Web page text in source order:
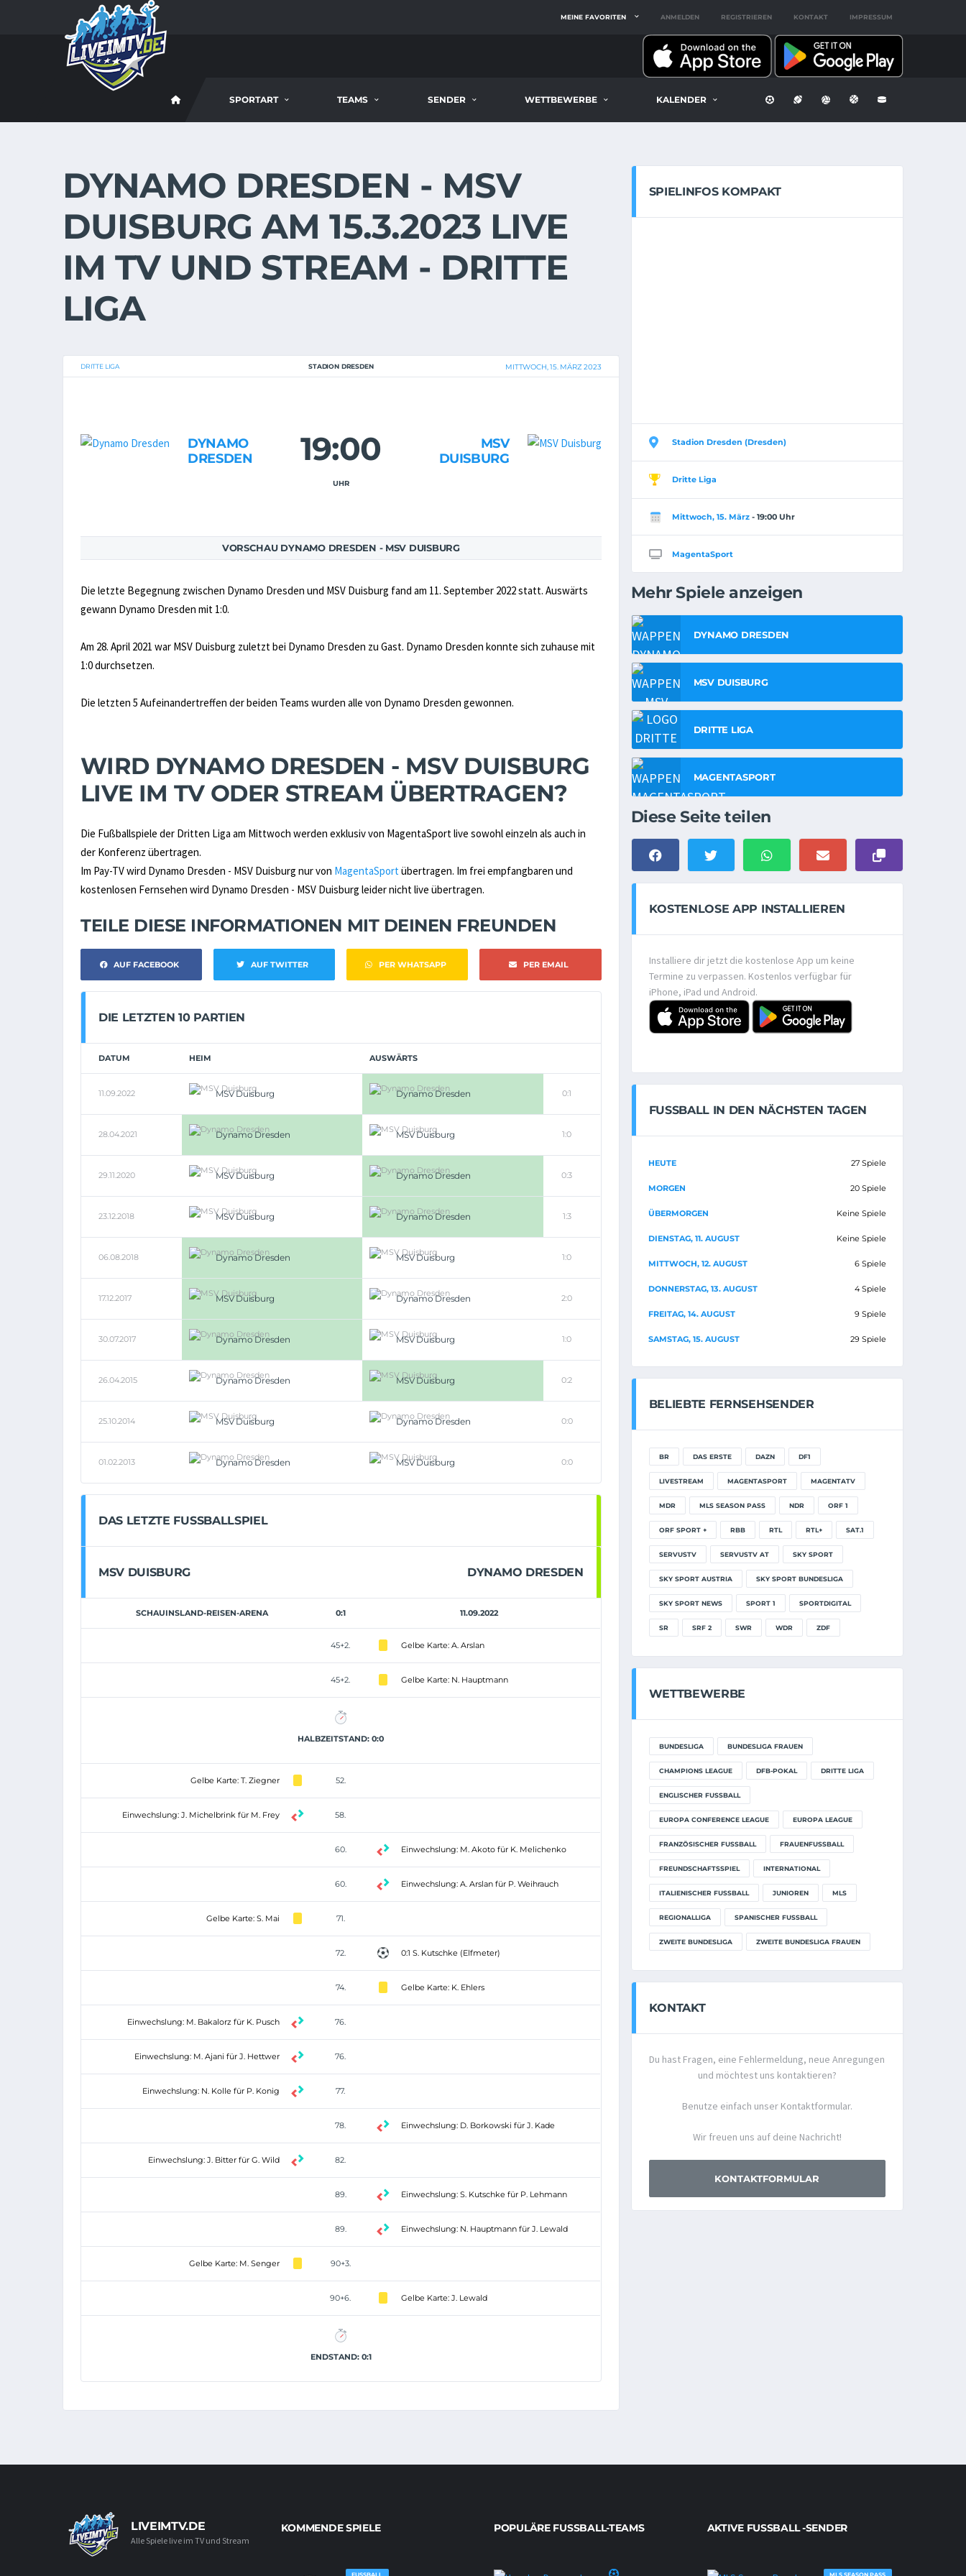
MEINE FAVORITEN ANMELDEN REGISTRIEREN KONTAKT IMPRESSUM
SPORTART TEAMS SENDER WETTBEWERBE KALENDER
DYNAMO DRESDEN - MSV
DUISBURG AM 15.3.2023 LIVE
IM TV UND STREAM - DRITTE
LIGA
DRITTE LIGA STADION DRESDEN MITTWOCH, 15. MÄRZ 2023
DYNAMO
DRESDEN
19:00
UHR
MSV
DUISBURG
VORSCHAU DYNAMO DRESDEN - MSV DUISBURG
Die letzte Begegnung zwischen Dynamo Dresden und MSV Duisburg fand am 11. September 2022 statt. Auswärts
gewann Dynamo Dresden mit 1:0.
Am 28. April 2021 war MSV Duisburg zuletzt bei Dynamo Dresden zu Gast. Dynamo Dresden konnte sich zuhause mit
1:0 durchsetzen.
Die letzten 5 Aufeinandertreffen der beiden Teams wurden alle von Dynamo Dresden gewonnen.
WIRD DYNAMO DRESDEN - MSV DUISBURG
LIVE IM TV ODER STREAM ÜBERTRAGEN?
Die Fußballspiele der Dritten Liga am Mittwoch werden exklusiv von MagentaSport live sowohl einzeln als auch in
der Konferenz übertragen.
Im Pay-TV wird Dynamo Dresden - MSV Duisburg nur von MagentaSportübertragen. Im frei empfangbaren und
kostenlosen Fernsehen wird Dynamo Dresden - MSV Duisburg leider nicht live übertragen.
TEILE DIESE INFORMATIONEN MIT DEINEN FREUNDEN
AUF FACEBOOK AUF TWITTER PER WHATSAPP PER EMAIL
DIE LETZTEN 10 PARTIEN
DATUM HEIM AUSWÄRTS
11.09.2022 MSV Duisburg Dynamo Dresden 0:1
28.04.2021 Dynamo Dresden MSV Duisburg 1:0
29.11.2020 MSV Duisburg Dynamo Dresden 0:3
23.12.2018 MSV Duisburg Dynamo Dresden 1:3
06.08.2018 Dynamo Dresden MSV Duisburg 1:0
17.12.2017 MSV Duisburg Dynamo Dresden 2:0
30.07.2017 Dynamo Dresden MSV Duisburg 1:0
26.04.2015 Dynamo Dresden MSV Duisburg 0:2
25.10.2014 MSV Duisburg Dynamo Dresden 0:0
01.02.2013 Dynamo Dresden MSV Duisburg 0:0
DAS LETZTE FUSSBALLSPIEL
MSV DUISBURG DYNAMO DRESDEN
SCHAUINSLAND-REISEN-ARENA 0:1 11.09.2022
45+2. Gelbe Karte: A. Arslan
45+2. Gelbe Karte: N. Hauptmann
HALBZEITSTAND: 0:0
Gelbe Karte: T. Ziegner 52.
Einwechslung: J. Michelbrink für M. Frey 58.
60. Einwechslung: M. Akoto für K. Melichenko
60. Einwechslung: A. Arslan für P. Weihrauch
Gelbe Karte: S. Mai 71.
72. 0:1 S. Kutschke (Elfmeter)
74. Gelbe Karte: K. Ehlers
Einwechslung: M. Bakalorz für K. Pusch 76.
Einwechslung: M. Ajani für J. Hettwer 76.
Einwechslung: N. Kolle für P. Konig 77.
78. Einwechslung: D. Borkowski für J. Kade
Einwechslung: J. Bitter für G. Wild 82.
89. Einwechslung: S. Kutschke für P. Lehmann
89. Einwechslung: N. Hauptmann für J. Lewald
Gelbe Karte: M. Senger 90+3.
90+6. Gelbe Karte: J. Lewald
ENDSTAND: 0:1
SPIELINFOS KOMPAKT
Stadion Dresden (Dresden)
Dritte Liga
Mittwoch, 15. März- 19:00 Uhr
MagentaSport
Mehr Spiele anzeigen
DYNAMO DRESDEN
MSV DUISBURG
DRITTE LIGA
MAGENTASPORT
Diese Seite teilen
KOSTENLOSE APP INSTALLIEREN
Installiere dir jetzt die kostenlose App um keine
Termine zu verpassen. Kostenlos verfügbar für
iPhone, iPad und Android.
FUSSBALL IN DEN NÄCHSTEN TAGEN
HEUTE 27 Spiele
MORGEN 20 Spiele
ÜBERMORGEN Keine Spiele
DIENSTAG, 11. AUGUST Keine Spiele
MITTWOCH, 12. AUGUST 6 Spiele
DONNERSTAG, 13. AUGUST 4 Spiele
FREITAG, 14. AUGUST 9 Spiele
SAMSTAG, 15. AUGUST 29 Spiele
BELIEBTE FERNSEHSENDER
BR DAS ERSTE DAZN DF1
LIVESTREAM MAGENTASPORT MAGENTATV
MDR MLS SEASON PASS NDR ORF 1
ORF SPORT + RBB RTL RTL+ SAT.1
SERVUSTV SERVUSTV AT SKY SPORT
SKY SPORT AUSTRIA SKY SPORT BUNDESLIGA
SKY SPORT NEWS SPORT 1 SPORTDIGITAL
SR SRF 2 SWR WDR ZDF
WETTBEWERBE
BUNDESLIGA BUNDESLIGA FRAUEN
CHAMPIONS LEAGUE DFB-POKAL DRITTE LIGA
ENGLISCHER FUSSBALL
EUROPA CONFERENCE LEAGUE EUROPA LEAGUE
FRANZÖSISCHER FUSSBALL FRAUENFUSSBALL
FREUNDSCHAFTSSPIEL INTERNATIONAL
ITALIENISCHER FUSSBALL JUNIOREN MLS
REGIONALLIGA SPANISCHER FUSSBALL
ZWEITE BUNDESLIGA ZWEITE BUNDESLIGA FRAUEN
KONTAKT
Du hast Fragen, eine Fehlermeldung, neue Anregungen
und möchtest uns kontaktieren?
Benutze einfach unser Kontaktformular.
Wir freuen uns auf deine Nachricht!
KONTAKTFORMULAR
LIVEIMTV.DE
Alle Spiele live im TV und Stream
KOMMENDE SPIELE
FUSSBALL
POPULÄRE FUSSBALL-TEAMS AKTIVE FUSSBALL -SENDER
MLS SEASON PASS